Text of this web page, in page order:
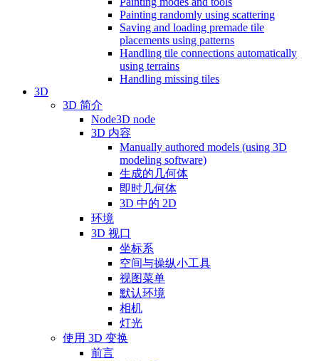
Painting randomly using scattering
Saving and loading premade tile
placements using patterns
Handling tile connections automatically
using terrains
Handling missing tiles
3D
3D 简介
Node3D node
3D 内容
Manually authored models (using 3D
modeling software)
生成的几何体
即时几何体
3D 中的 2D
环境
3D 视口
坐标系
空间与操纵小工具
视图菜单
默认环境
相机
灯光
使用 3D 变换
前言